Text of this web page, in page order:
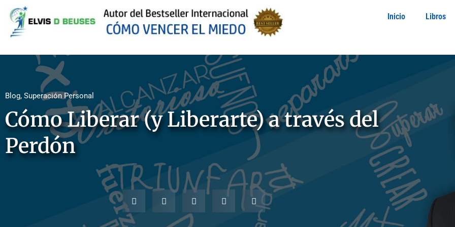
Inicio Libros
Blog, Superación Personal
Cómo Liberar (y Liberarte) a través del
Perdón